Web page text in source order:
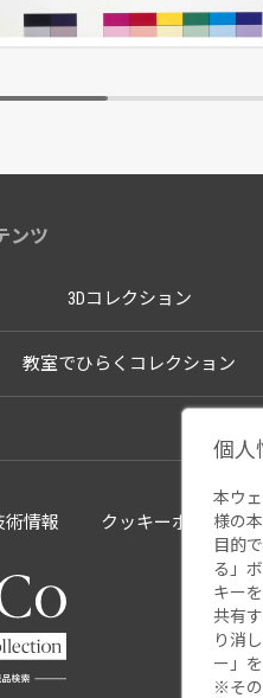
江戸東京博物館
ンツ
3Dコレクション
教室でひらくコレクション
術情報 クッキーポリシー
個人
本ウ
様の
目的
る」
キー
共有
り消
ー 」
※その